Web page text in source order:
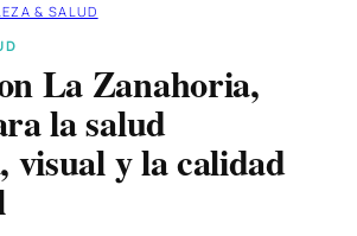
& SALUD
La Zanahoria,
la salud
visual y la calidad